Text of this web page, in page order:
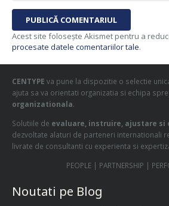
PUBLICĂ COMENTARIUL
Acest site folosește Akismet pentru a
procesate datele comentariilor tale.
CENTYPE va pune la dispozitie o selectie
ajuta sa va orientati organizatia si echipa spre
organizationala.
Solutiile de evaluare, instruire, ajustare si
dezvoltate alaturi de parteneri internationali
livrate de consultanti cu experienta si
PEOPLE | PARTNERSHIP |
Noutati pe Blog